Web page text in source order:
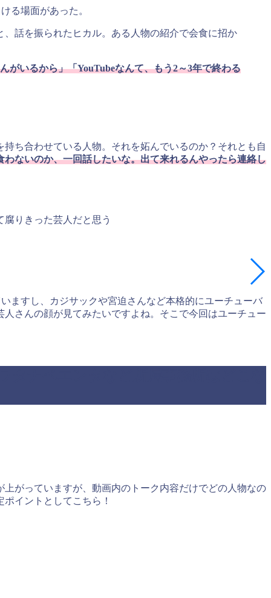
る場面があった。
、話を振られたヒカル。ある人物の紹介で会食に招か
がいるから」「YouTubeなんて、もう2～3年で終わる
ち合わせている人物。それを妬んでいるのか？それとも自
わないのか、一回話したいな。出て来れるんやったら連絡し
りきった芸人だと思う
ますし、カジサックや宮迫さんなど本格的にユーチューバ
人さんの顔が見てみたいですよね。そこで今回はユーチュー
がっていますが、動画内のトーク内容だけでどの人物なの
イントとしてこちら！